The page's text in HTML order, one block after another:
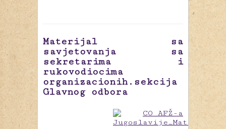
Materijal sa
savjetovanja sa
sekretarima i
rukovodiocima
organizacionih.sekcija
Glavnog odbora